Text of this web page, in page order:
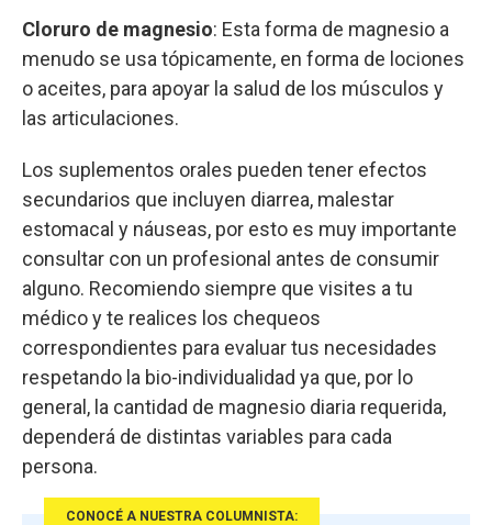
Cloruro de magnesio: Esta forma de magnesio a
menudo se usa tópicamente, en forma de lociones
o aceites, para apoyar la salud de los músculos y
las articulaciones.
Los suplementos orales pueden tener efectos
secundarios que incluyen diarrea, malestar
estomacal y náuseas, por esto es muy importante
consultar con un profesional antes de consumir
alguno. Recomiendo siempre que visites a tu
médico y te realices los chequeos
correspondientes para evaluar tus necesidades
respetando la bio-individualidad ya que, por lo
general, la cantidad de magnesio diaria requerida,
dependerá de distintas variables para cada
persona.
CONOCÉ A NUESTRA COLUMNISTA: